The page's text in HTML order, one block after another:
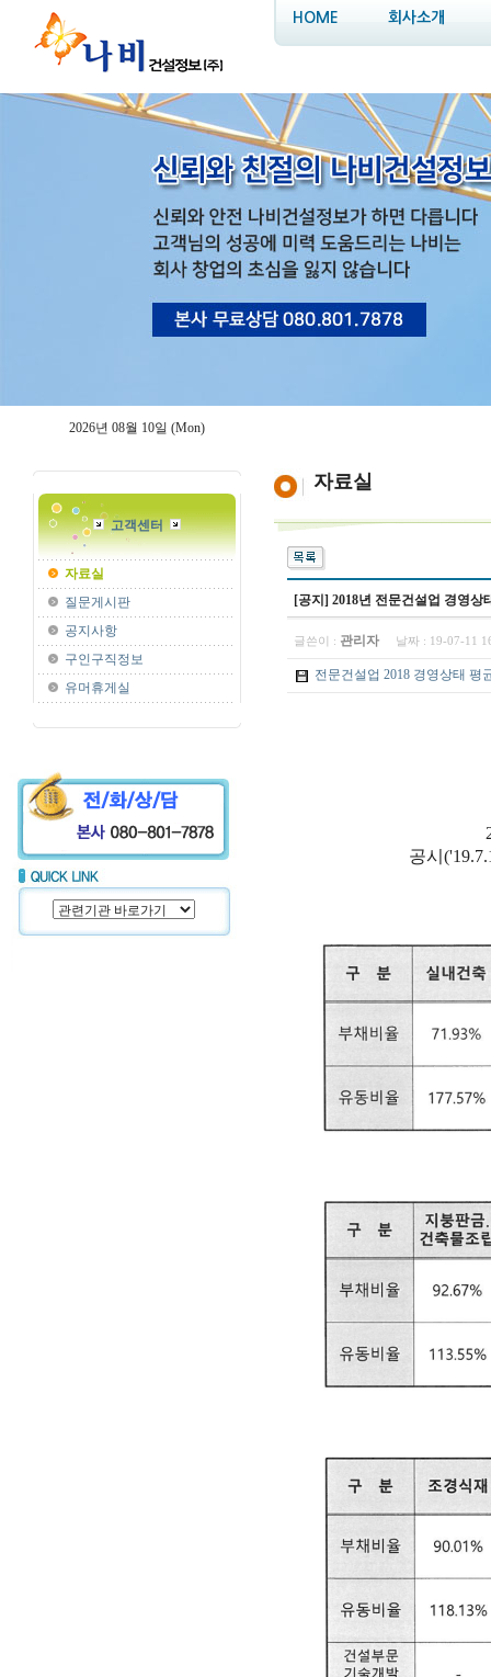
HOME 회사소개
2026년 08월 10일 (Mon)
고객센터
자료실
질문게시판
공지사항
구인구직정보
유머휴게실
자료실
[공지] 2018년 전문건설업 경영상
글쓴이 : 관리자 날짜 : 19-07-11
전문건설업 2018 경영상태 평
공시